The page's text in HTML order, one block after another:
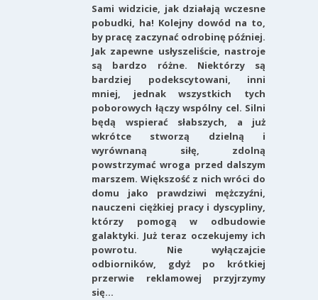
Sami widzicie, jak działają wczesne
pobudki, ha! Kolejny dowód na to,
by pracę zaczynać odrobinę później.
Jak zapewne usłyszeliście, nastroje
są bardzo różne. Niektórzy są
bardziej podekscytowani, inni
mniej, jednak wszystkich tych
poborowych łączy wspólny cel. Silni
będą wspierać słabszych, a już
wkrótce stworzą dzielną i
wyrównaną siłę, zdolną
powstrzymać wroga przed dalszym
marszem. Większość z nich wróci do
domu jako prawdziwi mężczyźni,
nauczeni ciężkiej pracy i dyscypliny,
którzy pomogą w odbudowie
galaktyki. Już teraz oczekujemy ich
powrotu. Nie wyłączajcie
odbiorników, gdyż po krótkiej
przerwie reklamowej przyjrzymy
się…